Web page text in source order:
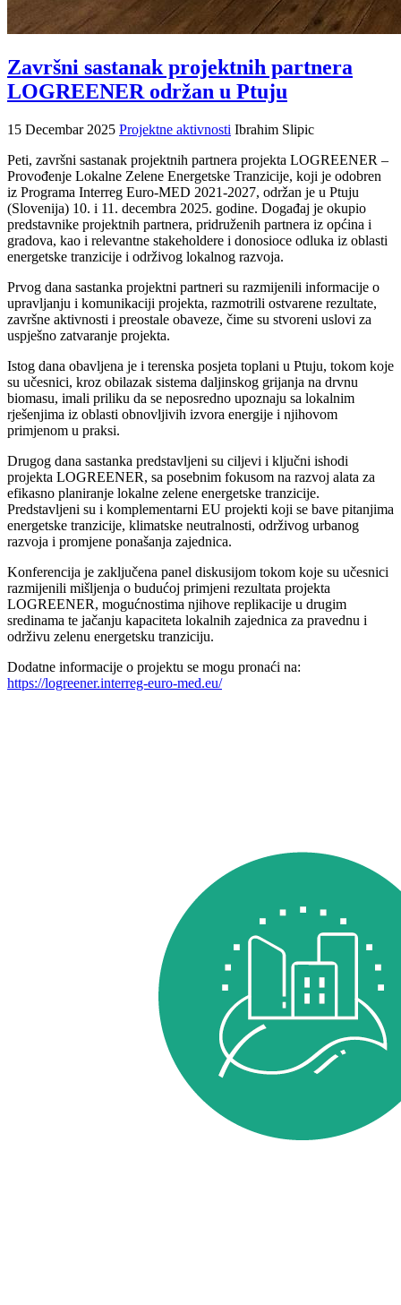
Završni sastanak projektnih partnera
LOGREENER održan u Ptuju
15 Decembar 2025 Projektne aktivnosti Ibrahim Slipic
Peti, završni sastanak projektnih partnera projekta LOGREENER –
Provođenje Lokalne Zelene Energetske Tranzicije, koji je odobren
iz Programa Interreg Euro-MED 2021-2027, održan je u Ptuju
(Slovenija) 10. i 11. decembra 2025. godine. Događaj je okupio
predstavnike projektnih partnera, pridruženih partnera iz općina i
gradova, kao i relevantne stakeholdere i donosioce odluka iz oblasti
energetske tranzicije i održivog lokalnog razvoja.
Prvog dana sastanka projektni partneri su razmijenili informacije o
upravljanju i komunikaciji projekta, razmotrili ostvarene rezultate,
završne aktivnosti i preostale obaveze, čime su stvoreni uslovi za
uspješno zatvaranje projekta.
Istog dana obavljena je i terenska posjeta toplani u Ptuju, tokom koje
su učesnici, kroz obilazak sistema daljinskog grijanja na drvnu
biomasu, imali priliku da se neposredno upoznaju sa lokalnim
rješenjima iz oblasti obnovljivih izvora energije i njihovom
primjenom u praksi.
Drugog dana sastanka predstavljeni su ciljevi i ključni ishodi
projekta LOGREENER, sa posebnim fokusom na razvoj alata za
efikasno planiranje lokalne zelene energetske tranzicije.
Predstavljeni su i komplementarni EU projekti koji se bave pitanjima
energetske tranzicije, klimatske neutralnosti, održivog urbanog
razvoja i promjene ponašanja zajednica.
Konferencija je zaključena panel diskusijom tokom koje su učesnici
razmijenili mišljenja o budućoj primjeni rezultata projekta
LOGREENER, mogućnostima njihove replikacije u drugim
sredinama te jačanju kapaciteta lokalnih zajednica za pravednu i
održivu zelenu energetsku tranziciju.
Dodatne informacije o projektu se mogu pronaći na:
https://logreener.interreg-euro-med.eu/